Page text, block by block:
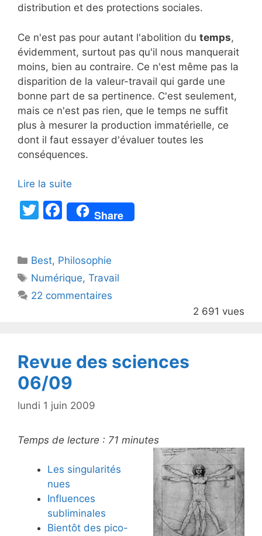
distribution et des protections sociales.
Ce n'est pas pour autant l'abolition du temps,
évidemment, surtout pas qu'il nous manquerait
moins, bien au contraire. Ce n'est même pas la
disparition de la valeur-travail qui garde une
bonne part de sa pertinence. C'est seulement,
mais ce n'est pas rien, que le temps ne suffit
plus à mesurer la production immatérielle, ce
dont il faut essayer d'évaluer toutes les
conséquences.
Lire la suite
T
er
F
a
e
b
o
Share
Catégories
Best, Philosophie
Étiquettes
Numérique,Travail
22 commentaires
2 691 vues
Revue des sciences
06/09
lundi 1 juin 2009
Temps de lecture : 71 minutes
Les singularités
nues
Influences
subliminales
Bientôt des pico-